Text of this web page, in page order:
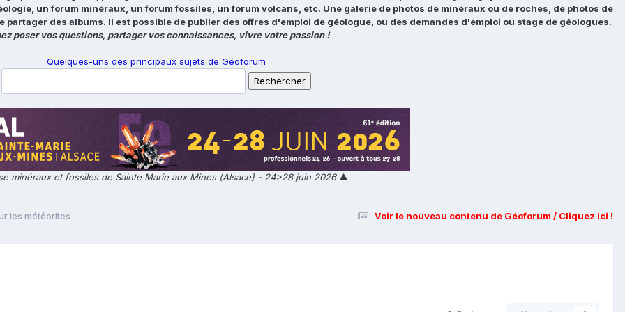
un forum minéraux, un forum fossiles, un forum volcans, etc. Une galerie de photos de minéraux ou de roches, de photos de
des albums. Il est possible de publier des offres d'emploi de géologue, ou des demandes d'emploi ou stage de géologues.
poser vos questions, partager vos connaissances, vivre votre passion !
Quelques-uns des principaux sujets de Géoforum
minéraux et fossiles de Sainte Marie aux Mines (Alsace) - 24>28 juin 2026▲
Voir le nouveau contenu de Géoforum / Cliquez ici !
les météorites